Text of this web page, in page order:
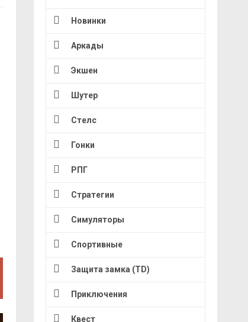
Новинки
Аркады
Экшен
Шутер
Стелс
Гонки
РПГ
Стратегии
Симуляторы
Спортивные
Защита замка (TD)
Приключения
Квест